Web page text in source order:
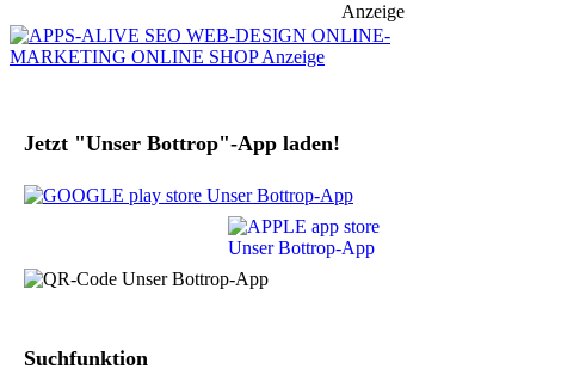
Anzeige
Jetzt "Unser Bottrop"-App laden!
Suchfunktion